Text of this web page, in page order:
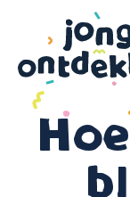
naar
inhoud